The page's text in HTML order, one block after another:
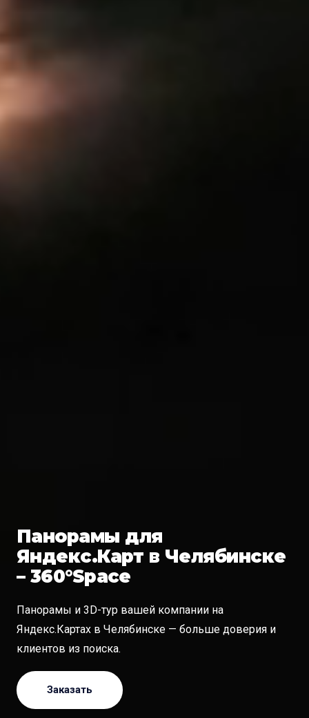
Панорамы для
Яндекс.Карт в Челябинске
– 360°Space
Панорамы и 3D-тур вашей компании на
Яндекс.Картах в Челябинске — больше доверия и
клиентов из поиска.
Заказать